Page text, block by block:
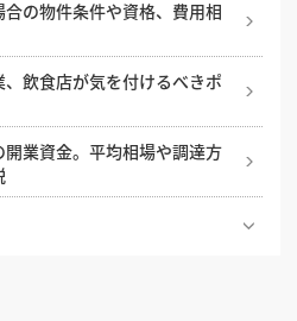
特徴。入りやすい飲食店を
の与える効果
図、その見方や役割を解説
レ空間の作り方
成功の秘訣！開業・改装で
トとは？
ンの内装デザイン。ポイン
用相場と活用するためのポ
舗のシンボルとなるロゴの
した場合のメリット・デメ
用年数と減価償却
査の流れ、内容、ポイント
健所への届け出について解
盛するお店の看板はここが
ばき）の役割、高さ、種
さら聞けない建築用語の基
ドショック、円安、ウクラ
の物件条件や資格、費用相
飲食店が気を付けるべきポ
業資金。平均相場や調達方